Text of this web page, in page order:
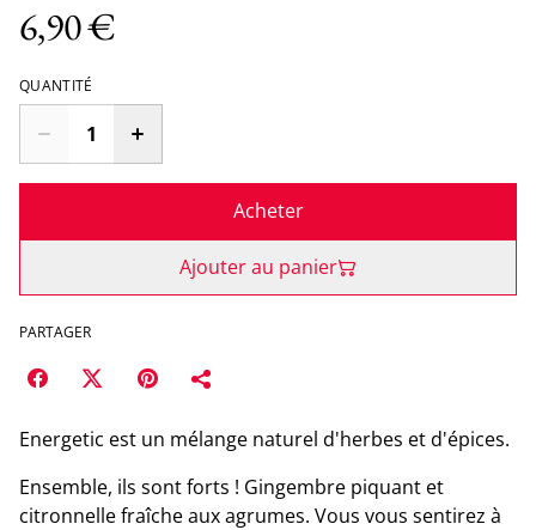
6,90 €
QUANTITÉ
Acheter
Ajouter au panier
PARTAGER
Energetic est un mélange naturel d'herbes et d'épices.
Ensemble, ils sont forts ! Gingembre piquant et
citronnelle fraîche aux agrumes. Vous vous sentirez à